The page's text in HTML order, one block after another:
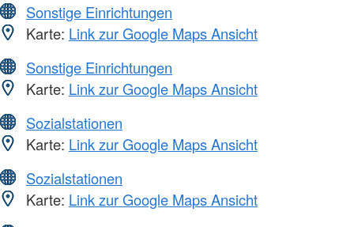
Sonstige Einrichtungen
Karte: Link zur Google Maps Ansicht
Sonstige Einrichtungen
Karte: Link zur Google Maps Ansicht
Sozialstationen
Karte: Link zur Google Maps Ansicht
Sozialstationen
Karte: Link zur Google Maps Ansicht